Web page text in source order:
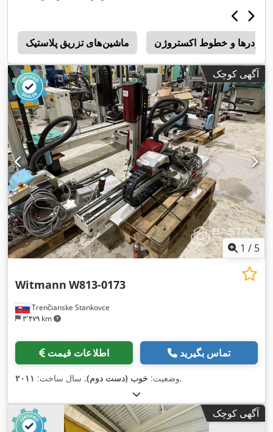
ماشین‌های تزریق پلاستیک و خطوط اکستروژن
آگهی کوچک
1 / 5
Trenčianske Stankovce
۳٬۴۷۹ km
Witmann W813-0173
اطلاعات قیمت تماس بگیرید
وضعیت: خوب (دست دوم), سال ساخت: ۲۰۱۱ ,
آگهی کوچک